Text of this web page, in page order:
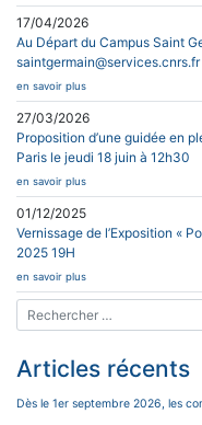
17/04/2026
Au Départ du Campus Saint
saintgermain@services.cnrs.fr
en savoir plus
27/03/2026
Proposition d’une guidée en
Paris le jeudi 18 juin à 12h30
en savoir plus
01/12/2025
Vernissage de l’Exposition «
2025 19H
en savoir plus
Articles récents
Dès le 1er septembre 2026, les